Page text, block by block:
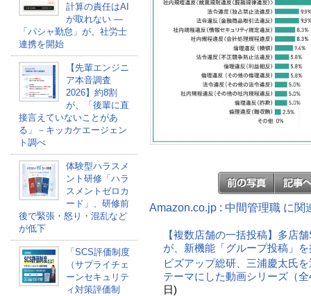
計算の責任はAI
が取れない ―
「パシャ勤怠」が、社労士
連携を開始
【先輩エンジニ
ア本音調査
2026】約8割
が、「後輩に直
接言えていないことがあ
る」－キッカケエージェン
ト調べ
体験型ハラスメ
ント研修「ハラ
スメントゼロカ
ード」、研修前
後で緊張・怒り・混乱など
が低下
「SCS評価制度
（サプライチェ
ーンセキュリテ
ィ対策評価制
Amazon.co.jp : 中間管理職 に関
【複数店舗の一括投稿】多店
が、新機能「グループ投稿」
ビズアップ総研、三浦慶太氏
テーマにした動画シリーズ（
日)